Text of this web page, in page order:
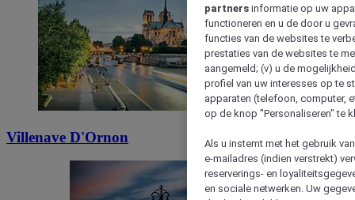
Villenave D'Ornon
partners informatie op uw
functioneren en u de door u
functies van de websites te
prestaties van de websites te
aangemeld; (v) u de
profiel van uw interesses op te
apparaten (telefoon, computer,
op de knop "Personaliseren" te
Als u instemt met het gebruik
e-mailadres (indien verstrekt)
reserverings- en
en sociale netwerken. Uw